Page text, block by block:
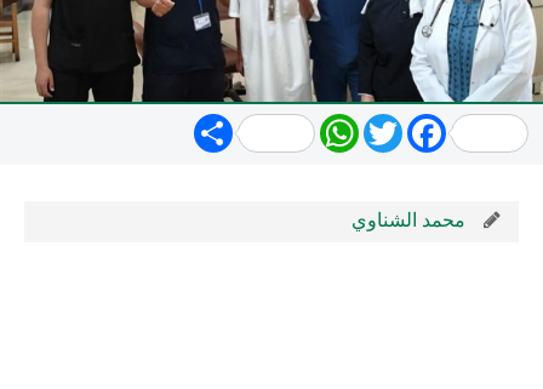
Share WhatsApp
TwitterFacebook
​محمد الشناوي